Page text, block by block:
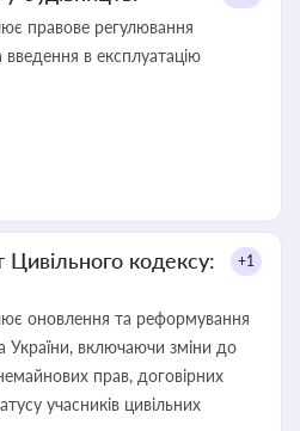
правове регулювання
введення в експлуатацію
кодексу:
+1
оновлення та реформування
України, включаючи зміни до
прав, договірних
учасників цивільних